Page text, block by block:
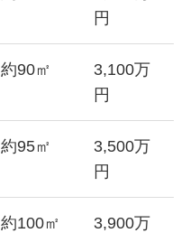
円
約90㎡
3,100万
円
約95㎡
3,500万
円
約100㎡
3,900万